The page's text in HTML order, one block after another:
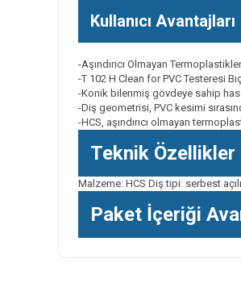
Kullanıcı Avantajları
-Aşındırıcı Olmayan
-T 102 H Clean for PVC Testeresi
-Konik bilenmiş gövdeye sahip
-Diş geometrisi, PVC kesimi
-HCS, aşındırıcı olmayan
Teknik Özellikler
Malzeme: HCS Diş tipi: serbest
Paket İçeriği
Bu ürünün fiyat bilgisi, resim, ürün